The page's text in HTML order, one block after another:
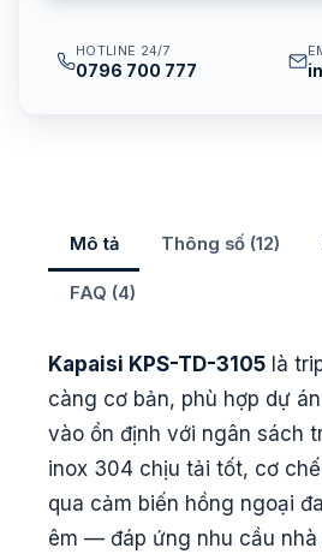
HOTLINE 24/7
0796 700 777
Mô tả Thông số (12)
FAQ (4)
Kapaisi KPS-TD-3105 là
càng cơ bản, phù hợp dự
vào ổn định với ngân sách
inox 304 chịu tải tốt, cơ
qua cảm biến hồng ngoại
êm — đáp ứng nhu cầu nhà